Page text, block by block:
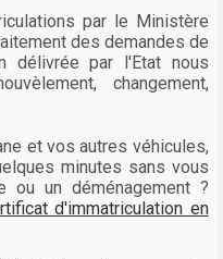
par le Ministère
des demandes de
délivrée par l'Etat nous
changement,
et vos autres véhicules,
minutes sans vous
ou un déménagement ?
d'immatriculation en